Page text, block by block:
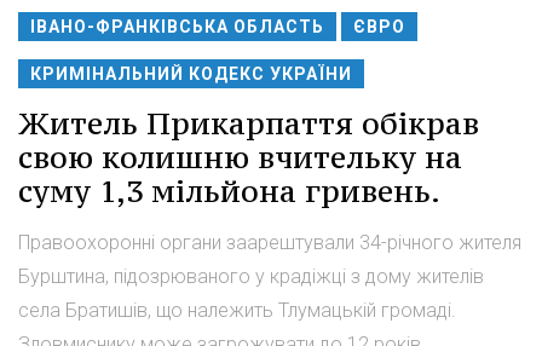
ІВАНО-ФРАНКІВСЬКА ОБЛАСТЬ ЄВРО
КРИМІНАЛЬНИЙ КОДЕКС УКРАЇНИ
Житель Прикарпаття обікрав
свою колишню вчительку на
суму 1,3 мільйона гривень.
Правоохоронні органи заарештували 34-річного жителя
Бурштина, підозрюваного у крадіжці з дому жителів
села Братишів, що належить Тлумацькій громаді.